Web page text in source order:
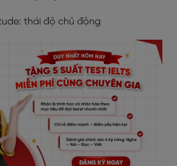
thái độ chủ động